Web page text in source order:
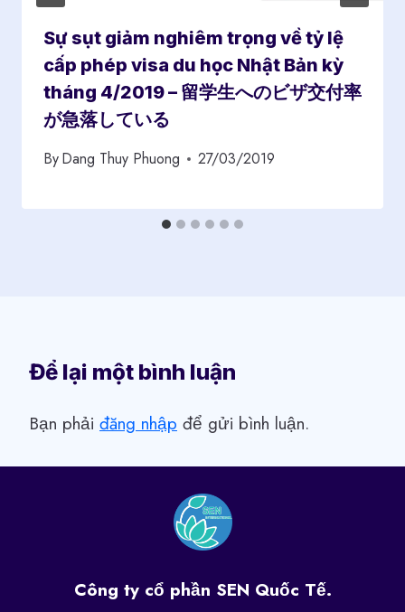
Sự sụt giảm nghiêm trọng về tỷ lệ
cấp phép visa du học Nhật Bản kỳ
tháng 4/2019 – 留学生へのビザ交付率
が急落している
ByDang Thuy Phuong 27/03/2019
Để lại một bình luận
Bạn phải đăng nhập để gửi bình luận.
Công ty cổ phần SEN Quốc Tế.